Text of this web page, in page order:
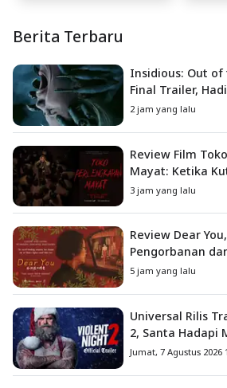
Berita Terbaru
Insidious: Out of
Final Trailer,
Iblis Kini Masuk
2 jam yang lalu
Review Film
Mayat: Ketika
Menjadi Sumber
3 jam yang lalu
Review Dear
Pengorbanan
Menyentuh Hati
5 jam yang lalu
Universal Rilis
2, Santa Hadapi
Jumat, 7 Agustus 2026